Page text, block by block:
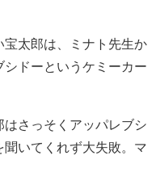
太郎は、ミナト先生か
ドーというケミーカー
さっそくアッパレブシ
聞いてくれず大失敗。マ